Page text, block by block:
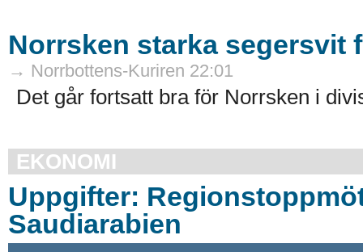
Norrsken starka segersvit
→ Norrbottens-Kuriren 22:01
Det går fortsatt bra för Norrsken i
EKONOMI
Uppgifter:
Saudiarabien